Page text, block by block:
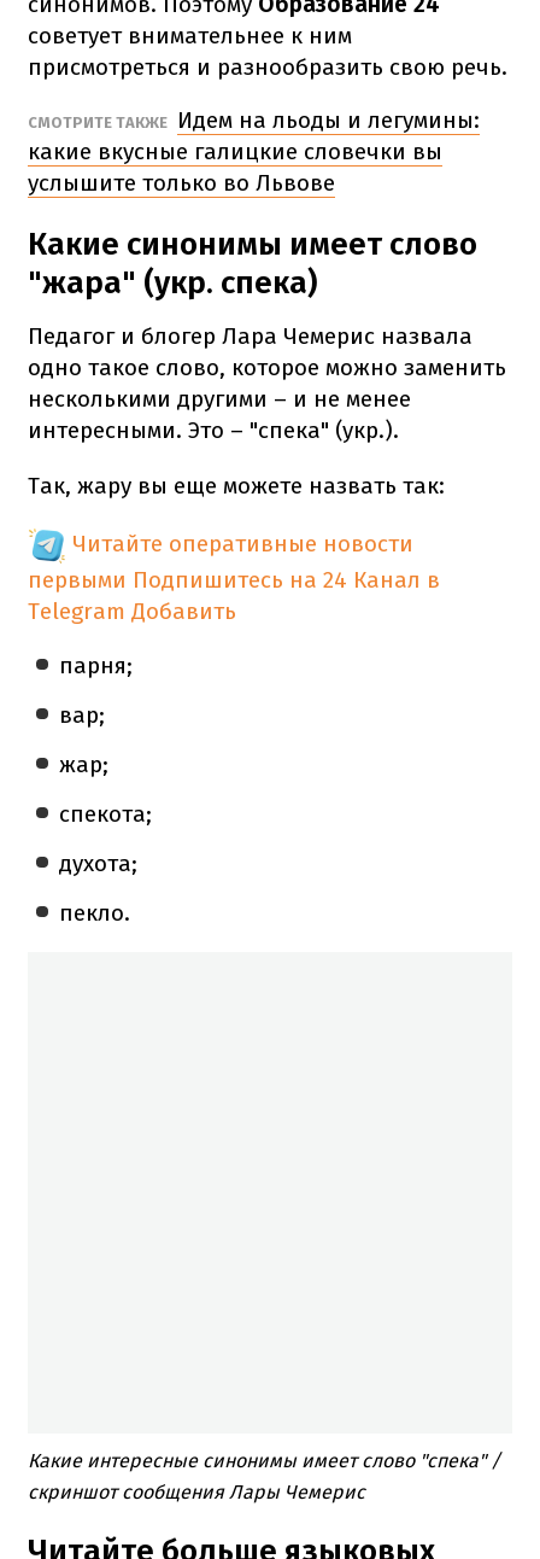
советует внимательнее к ним
присмотреться и разнообразить свою речь.
СМОТРИТЕ ТАКЖЕ
Идем на льоды и легумины:
какие вкусные галицкие словечки вы
услышите только во Львове
Какие синонимы имеет слово
"жара" (укр. спека)
Педагог и блогер Лара Чемерис назвала
одно такое слово, которое можно заменить
несколькими другими – и не менее
интересными. Это – "спека" (укр.).
Так, жару вы еще можете назвать так:
Читайте оперативные новости
первыми Подпишитесь на 24 Канал в
Telegram Добавить
парня;
вар;
жар;
спекота;
духота;
пекло.
Какие интересные синонимы имеет слово "спека" /
скриншот сообщения Лары Чемерис
Читайте больше языковых